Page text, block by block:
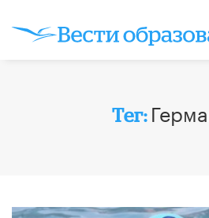
Тег: